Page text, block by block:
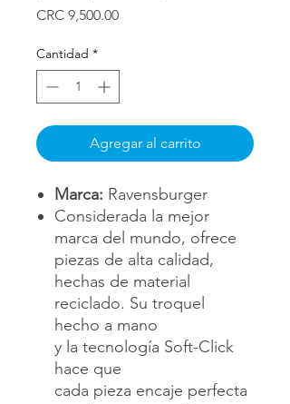
CRC 9,500.00Precio
Cantidad *
Agregar al carrito
Marca: Ravensburger
Considerada la mejor
marca del mundo, ofrece
piezas de alta calidad,
hechas de material
reciclado. Su troquel
hecho a mano
y la tecnología Soft-Click
hace que
cada pieza encaje perfecta